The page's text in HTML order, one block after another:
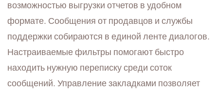
возможностью выгрузки отчетов в удобном
формате. Сообщения от продавцов и службы
поддержки собираются в единой ленте диалогов.
Настраиваемые фильтры помогают быстро
находить нужную переписку среди соток
сообщений. Управление закладками позволяет